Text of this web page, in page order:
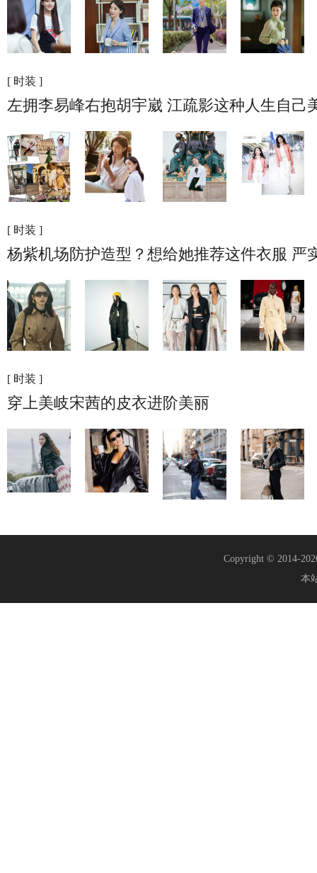
[ 时装 ]
左拥李易峰右抱胡宇崴 江疏影这种人生自己
[ 时装 ]
杨紫机场防护造型？想给她推荐这件衣服 严
[ 时装 ]
穿上美岐宋茜的皮衣进阶美丽
Copyright © 2014-
本